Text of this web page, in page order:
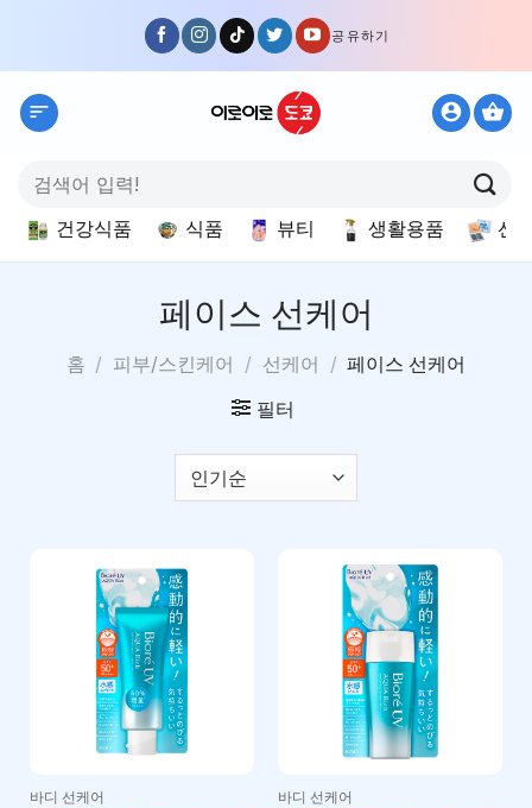
content
공유하기
색:
건강식품 식품 뷰티 생활용품 선
페이스 선케어
홈 / 피부/스킨케어 / 선케어 / 페이스 선케어
필터
바디 선케어 바디 선케어